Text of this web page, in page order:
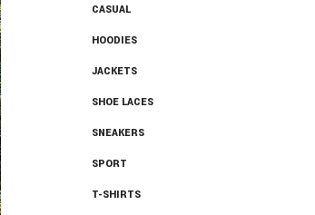
CASUAL
HOODIES
JACKETS
SHOE LACES
SNEAKERS
SPORT
T-SHIRTS